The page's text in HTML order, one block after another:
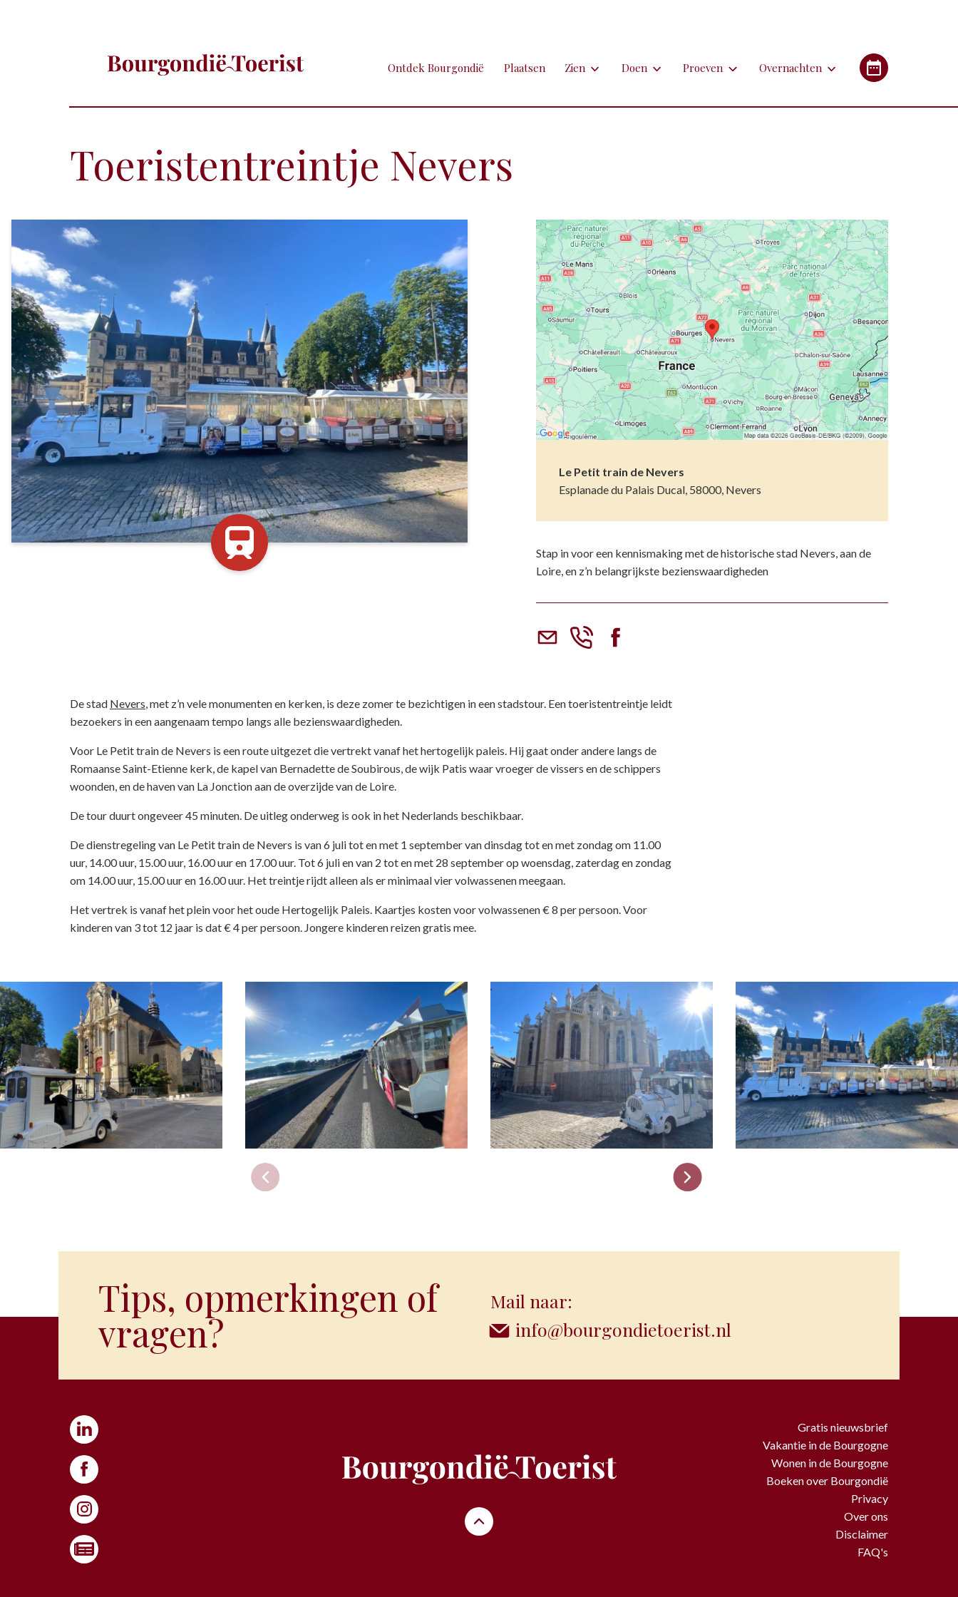
Ontdek Bourgondië Plaatsen Zien
Hospitaals en apotheken
Kastelen en gebouwen
Kunst
Markten
Musea
Natuur(parken)
Opgravingen en resten
Pretparken en dierentuinen
Tuinen en Parken
Water(werken)
Doen
Nederlandstalige rondleiding of excursie
Spoorfiets of (weg)treintje nemen
Toeren met de auto
Uitstapjes met dieren
Voetsporen volgen
Wandelen
Zwemmen
Proeven
Restaurants
Streekgerechten
Streekproducten
Wijnen
Overnachten
Gîtes (vakantiehuizen)
Toeristentreintje Nevers
Le Petit train de Nevers
Esplanade du Palais Ducal, 58000, Nevers
Stap in voor een kennismaking met de historische stad Nevers, aan de
Loire, en z’n belangrijkste bezienswaardigheden
De stad Nevers , met z’n vele monumenten en kerken, is deze zomer te bezichtigen in een stadstour. Een toeristentreintje leidt
bezoekers in een aangenaam tempo langs alle bezienswaardigheden.
Voor Le Petit train de Nevers is een route uitgezet die vertrekt vanaf het hertogelijk paleis. Hij gaat onder andere langs de
Romaanse Saint-Etienne kerk, de kapel van Bernadette de Soubirous, de wijk Patis waar vroeger de vissers en de schippers
woonden, en de haven van La Jonction aan de overzijde van de Loire.
De tour duurt ongeveer 45 minuten. De uitleg onderweg is ook in het Nederlands beschikbaar.
De dienstregeling van Le Petit train de Nevers is van 6 juli tot en met 1 september van dinsdag tot en met zondag om 11.00
uur, 14.00 uur, 15.00 uur, 16.00 uur en 17.00 uur. Tot 6 juli en van 2 tot en met 28 september op woensdag, zaterdag en zondag
om 14.00 uur, 15.00 uur en 16.00 uur. Het treintje rijdt alleen als er minimaal vier volwassenen meegaan.
Het vertrek is vanaf het plein voor het oude Hertogelijk Paleis. Kaartjes kosten voor volwassenen € 8 per persoon. Voor
kinderen van 3 tot 12 jaar is dat € 4 per persoon. Jongere kinderen reizen gratis mee.
Tips, opmerkingen of
vragen?
Mail naar:
info@bourgondietoerist.nl
Gratis nieuwsbrief
Vakantie in de Bourgogne
Wonen in de Bourgogne
Boeken over Bourgondië
Privacy
Over ons
Disclaimer
FAQ's